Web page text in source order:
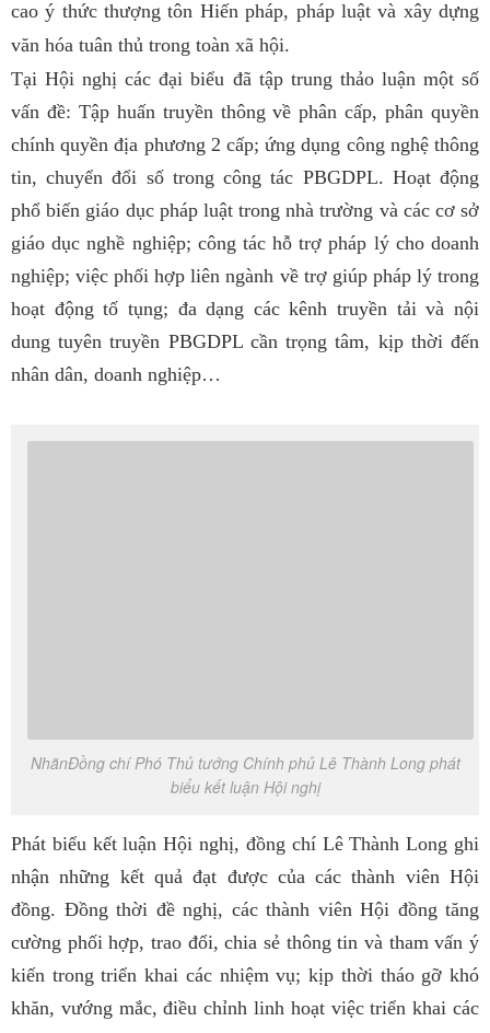
cao ý thức thượng tôn Hiến pháp, pháp luật và xây dựng
văn hóa tuân thủ trong toàn xã hội.
Tại Hội nghị các đại biểu đã tập trung thảo luận một số
vấn đề: Tập huấn truyền thông về phân cấp, phân quyền
chính quyền địa phương 2 cấp; ứng dụng công nghệ thông
tin, chuyển đổi số trong công tác PBGDPL. Hoạt động
phổ biến giáo dục pháp luật trong nhà trường và các cơ sở
giáo dục nghề nghiệp; công tác hỗ trợ pháp lý cho doanh
nghiệp; việc phối hợp liên ngành về trợ giúp pháp lý trong
hoạt động tố tụng; đa dạng các kênh truyền tải và nội
dung tuyên truyền PBGDPL cần trọng tâm, kịp thời đến
nhân dân, doanh nghiệp…
NhãnĐồng chí Phó Thủ tướng Chính phủ Lê Thành Long phát
biểu kết luận Hội nghị
Phát biểu kết luận Hội nghị, đồng chí Lê Thành Long ghi
nhận những kết quả đạt được của các thành viên Hội
đồng. Đồng thời đề nghị, các thành viên Hội đồng tăng
cường phối hợp, trao đổi, chia sẻ thông tin và tham vấn ý
kiến trong triển khai các nhiệm vụ; kịp thời tháo gỡ khó
khăn, vướng mắc, điều chỉnh linh hoạt việc triển khai các